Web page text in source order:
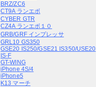
BRZ/ZC6
CT9A ランエボ
CYBER GTR
CZ4A ランエボ１０
GRB/GRF インプレッサ
GRL10 GS350
GSE20 IS250/GSE21 IS350/USE20
IS-F
GT-WING
iPhone 4S/4
iPhone5
K13 マーチ